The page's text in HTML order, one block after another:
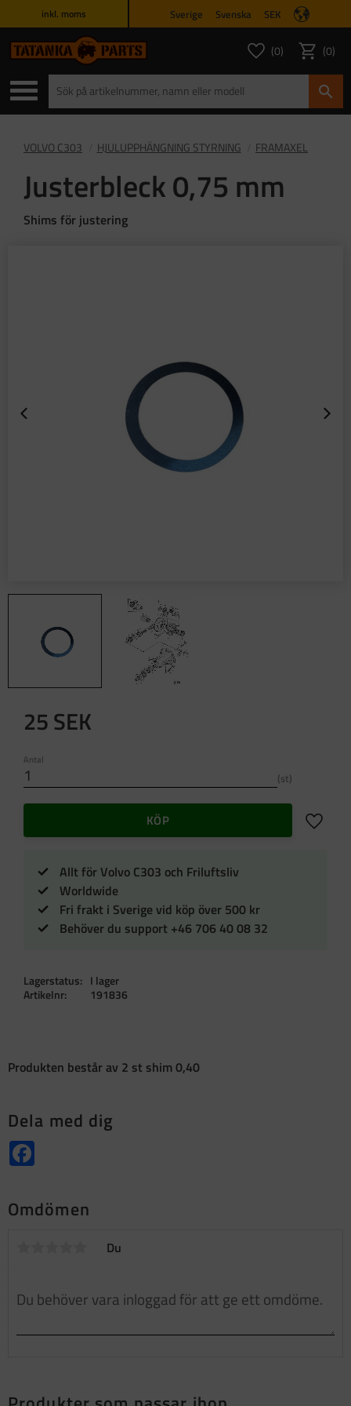
inkl. moms Sverige Svenska SEK
Favoriter
ANTAL
0 Kundvagn
0
VOLVO C303 HJULUPPHÄNGNING STYRNING FRAMAXEL
Justerbleck 0,75 mm
Shims för justering
25SEK
Antal
st
KÖP Lägg
Allt för Volvo C303 och Friluftsliv
Worldwide
Fri frakt i Sverige vid köp över 500 kr
Behöver du support +46 706 40 08 32
Lagerstatus
I lager
Artikelnr
191836
Produkten består av 2 st shim 0,40
Dela med dig
Omdömen
Du